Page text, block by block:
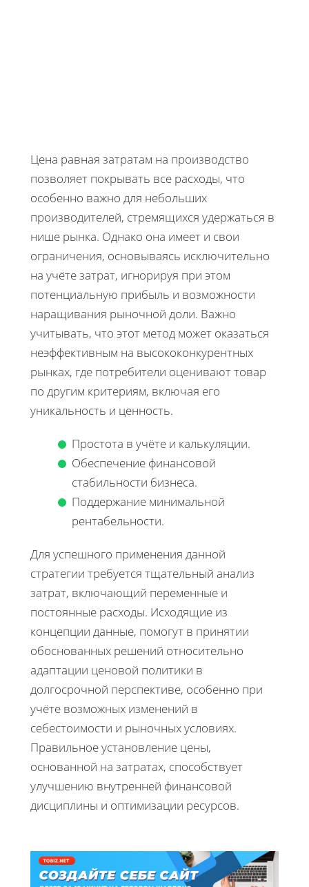
Цена равная затратам на производство
позволяет покрывать все расходы, что
особенно важно для небольших
производителей, стремящихся удержаться в
нише рынка. Однако она имеет и свои
ограничения, основываясь исключительно
на учёте затрат, игнорируя при этом
потенциальную прибыль и возможности
наращивания рыночной доли. Важно
учитывать, что этот метод может оказаться
неэффективным на высококонкурентных
рынках, где потребители оценивают товар
по другим критериям, включая его
уникальность и ценность.
Простота в учёте и калькуляции.
Обеспечение финансовой
стабильности бизнеса.
Поддержание минимальной
рентабельности.
Для успешного применения данной
стратегии требуется тщательный анализ
затрат, включающий переменные и
постоянные расходы. Исходящие из
концепции данные, помогут в принятии
обоснованных решений относительно
адаптации ценовой политики в
долгосрочной перспективе, особенно при
учёте возможных изменений в
себестоимости и рыночных условиях.
Правильное установление цены,
основанной на затратах, способствует
улучшению внутренней финансовой
дисциплины и оптимизации ресурсов.